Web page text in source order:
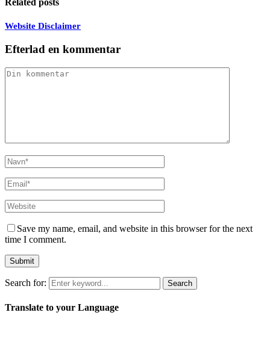
Related posts
Website Disclaimer
Efterlad en kommentar
Save my name, email, and website in this browser for the next
time I comment.
Search for: Search
Translate to your Language